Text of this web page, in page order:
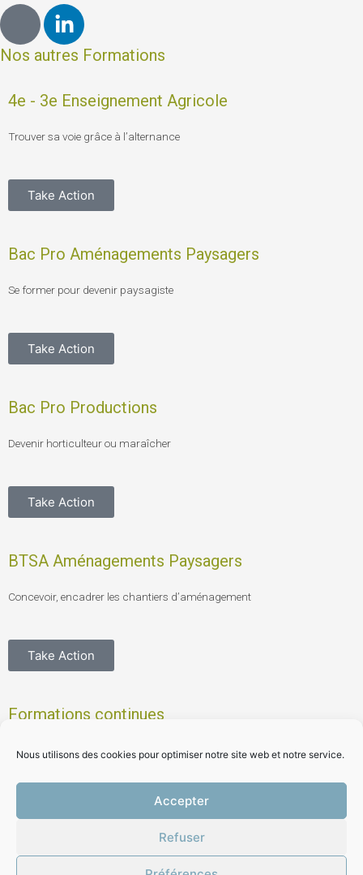
Nous utilisons des cookies pour optimiser notre site web et notre service.
Accepter
Refuser
J
i
f
a
c
b
o
o
-
L
i
n
e
d
i
-
i
n
Nos autres Formations
4e - 3e Enseignement Agricole
Trouver sa voie grâce à l’alternance
Take Action
Bac Pro Aménagements Paysagers
Se former pour devenir paysagiste
Take Action
Bac Pro Productions
Devenir horticulteur ou maraîcher
Take Action
BTSA Aménagements Paysagers
Concevoir, encadrer les chantiers d’aménagement
Take Action
Formations continues
Se former, se reconvertir
Copyright © 2026 MFR du Sénonais |